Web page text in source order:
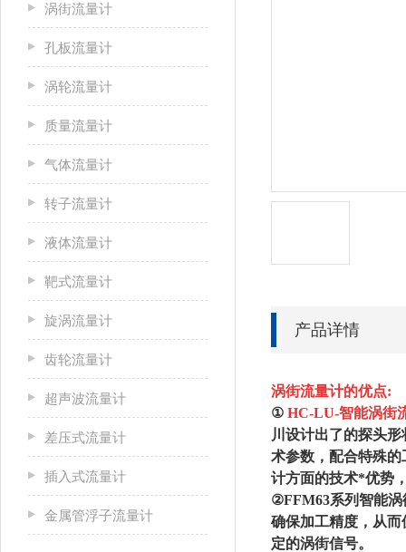
涡街流量计
孔板流量计
涡轮流量计
质量流量计
气体流量计
转子流量计
液体流量计
靶式流量计
旋涡流量计
齿轮流量计
超声波流量计
差压式流量计
插入式流量计
金属管浮子流量计
产品详情
涡街流量计的优点:
① HC-LU-智能涡街
川设计出了的探头
术参数，配合特殊
计方面的技术*优势
②FFM63系列智能涡
确保加工精度，从
定的涡街信号。